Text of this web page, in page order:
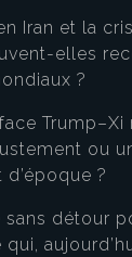
Iran et la
elles
?
ou
?
sans détour